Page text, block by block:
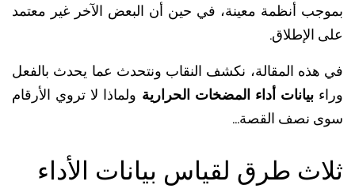
أنظمة معينة، في حين أن البعض الآخر غير معتمد
الإطلاق.
المقالة، نكشف النقاب ونتحدث عما يحدث بالفعل
بيانات أداء المضخات الحراريةولماذا لا تروي الأرقام
نصف القصة...
طرق لقياس بيانات الأداء